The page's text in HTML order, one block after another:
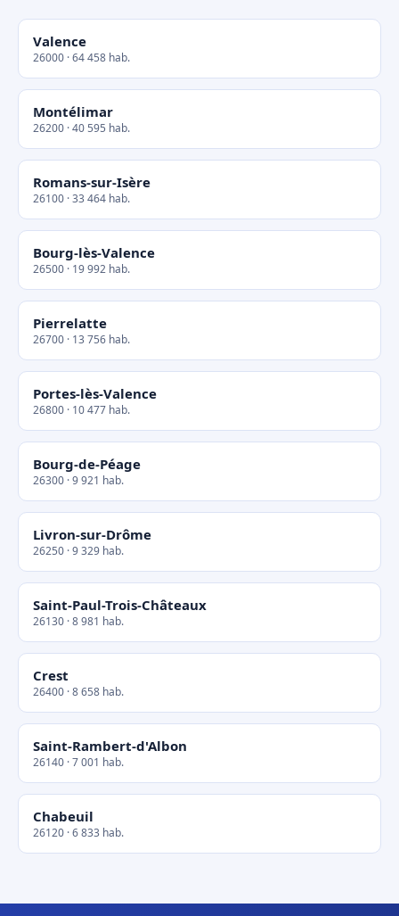
Valence
26000 · 64 458 hab.
Montélimar
26200 · 40 595 hab.
Romans-sur-Isère
26100 · 33 464 hab.
Bourg-lès-Valence
26500 · 19 992 hab.
Pierrelatte
26700 · 13 756 hab.
Portes-lès-Valence
26800 · 10 477 hab.
Bourg-de-Péage
26300 · 9 921 hab.
Livron-sur-Drôme
26250 · 9 329 hab.
Saint-Paul-Trois-Châteaux
26130 · 8 981 hab.
Crest
26400 · 8 658 hab.
Saint-Rambert-d'Albon
26140 · 7 001 hab.
Chabeuil
26120 · 6 833 hab.